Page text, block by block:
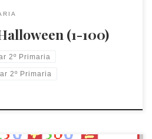
(1-100)
2º Primaria
2º Primaria